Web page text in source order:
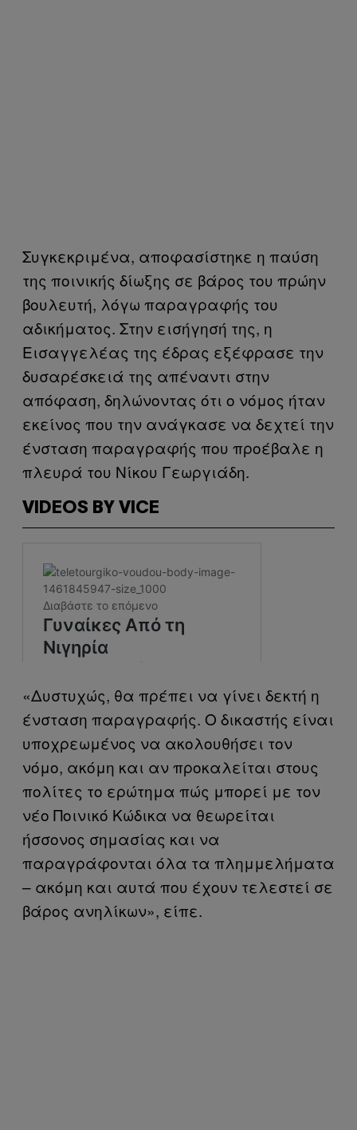
Συγκεκριμένα, αποφασίστηκε η παύση
της ποινικής δίωξης σε βάρος του πρώην
βουλευτή, λόγω παραγραφής του
αδικήματος. Στην εισήγησή της, η
Εισαγγελέας της έδρας εξέφρασε την
δυσαρέσκειά της απέναντι στην
απόφαση, δηλώνοντας ότι ο νόμος ήταν
εκείνος που την ανάγκασε να δεχτεί την
ένσταση παραγραφής που προέβαλε η
πλευρά του Νίκου Γεωργιάδη.
VIDEOS BY VICE
«Δυστυχώς, θα πρέπει να γίνει δεκτή η
ένσταση παραγραφής. Ο δικαστής είναι
υποχρεωμένος να ακολουθήσει τον
νόμο, ακόμη και αν προκαλείται στους
πολίτες το ερώτημα πώς μπορεί με τον
νέο Ποινικό Κώδικα να θεωρείται
ήσσονος σημασίας και να
παραγράφονται όλα τα πλημμελήματα
– ακόμη και αυτά που έχουν τελεστεί σε
βάρος ανηλίκων», είπε.